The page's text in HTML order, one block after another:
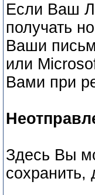
Если Ваш
получать
Ваши
или
Вами при
Здесь Вы
сохранить,